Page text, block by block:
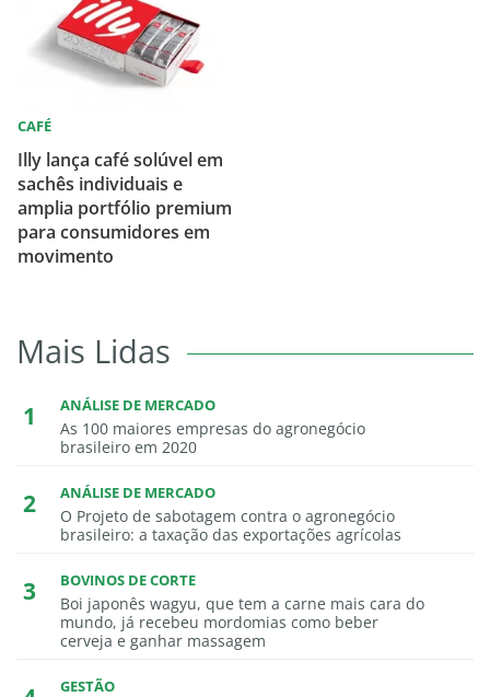
CAFÉ
Illy lança café solúvel em
sachês individuais e
amplia portfólio premium
para consumidores em
movimento
Mais Lidas
ANÁLISE DE MERCADO
As 100 maiores empresas do agronegócio
brasileiro em 2020
ANÁLISE DE MERCADO
O Projeto de sabotagem contra o agronegócio
brasileiro: a taxação das exportações agrícolas
BOVINOS DE CORTE
Boi japonês wagyu, que tem a carne mais cara do
mundo, já recebeu mordomias como beber
cerveja e ganhar massagem
GESTÃO